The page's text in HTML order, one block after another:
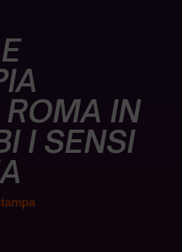
IN
I SENSI